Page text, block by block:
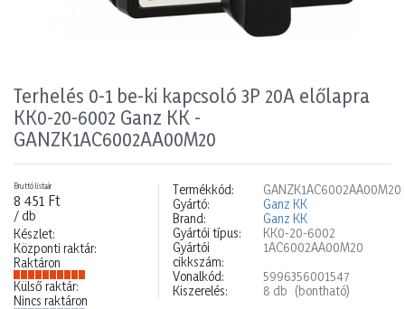
Terhelés 0-1 be-ki kapcsoló 3P 20A előlapra
KK0-20-6002 Ganz KK -
GANZK1AC6002AA00M20
Bruttó listaár
8 451 Ft
/ db
Készlet:
Központi raktár:
Raktáron
Külső raktár:
Nincs raktáron
Termékkód:
GANZK1AC6002AA00M20
Gyártó:
Ganz KK
Brand:
Ganz KK
Gyártói típus:
KK0-20-6002
Gyártói
cikkszám:
1AC6002AA00M20
Vonalkód:
5996356001547
Kiszerelés:
8 db (bontható)